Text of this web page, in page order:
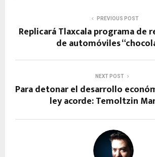
PREVIOUS POST
Replicará Tlaxcala programa de
de automóviles
NEXT POST
Para detonar el desarrollo
ley acorde: Temoltzin